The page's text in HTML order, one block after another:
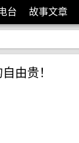
台 故事文章
由贵！